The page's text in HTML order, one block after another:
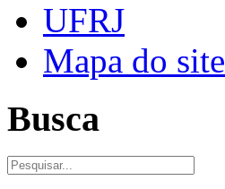
UFRJ
Mapa do site
Busca